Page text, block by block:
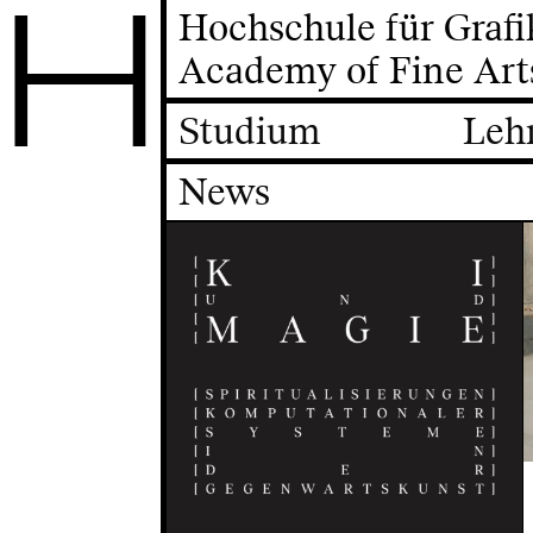
H
Hochschule für
Academy of Fine
Studium
News